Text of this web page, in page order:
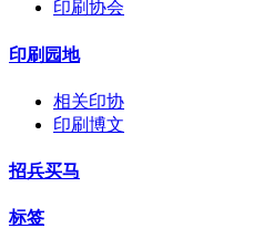
印刷协会
印刷园地
相关印协
印刷博文
招兵买马
标签